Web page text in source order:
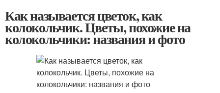
Как называется цветок, как
колокольчик. Цветы, похожие на
колокольчики: названия и фото